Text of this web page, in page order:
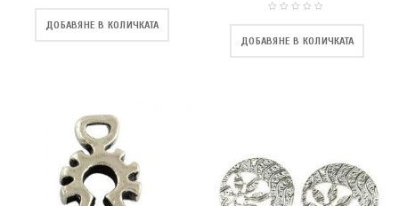
ДОБАВЯНЕ В КОЛИЧКАТА
ДОБАВЯНЕ В КОЛИЧКАТА